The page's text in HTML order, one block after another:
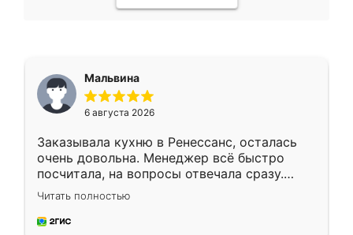
Мальвина
6 августа 2026
Заказывала кухню в Ренессанс, осталась
очень довольна. Менеджер всё быстро
посчитала, на вопросы отвечала сразу.
Замерщик приехал в субботу, подошёл к
делу со всей ответственностью. Собрали
за день, ребята работали аккуратно, даже
Читать полностью